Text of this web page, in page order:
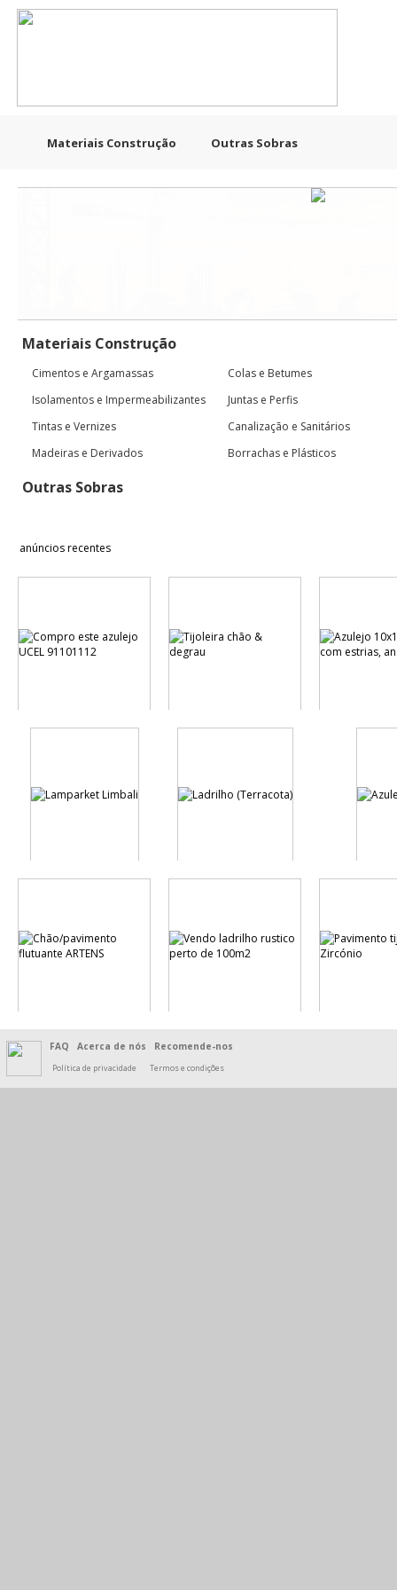
Materiais Construção Outras Sobras
Materiais Construção
Cimentos e Argamassas
Colas e Betumes
Isolamentos e Impermeabilizantes
Juntas e Perfis
Tintas e Vernizes
Canalização e Sanitários
Madeiras e Derivados
Borrachas e Plásticos
Outras Sobras
anúncios recentes
FAQ Acerca de nós Recomende-nos
Política de privacidade Termos e condições